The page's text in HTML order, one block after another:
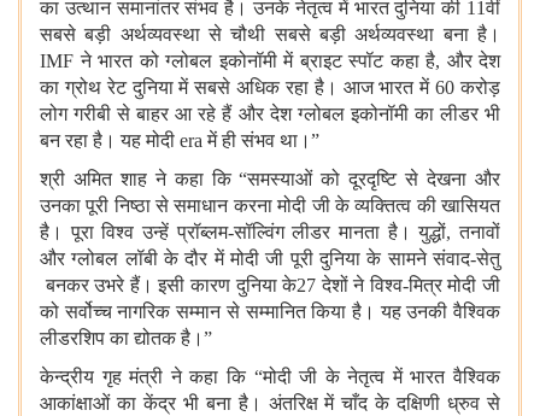
का उत्थान समानांतर संभव है। उनके नेतृत्व में भारत दुनिया की 11वीं
सबसे बड़ी अर्थव्यवस्था से चौथी सबसे बड़ी अर्थव्यवस्था बना है।
IMF ने भारत को ग्लोबल इकोनॉमी में ब्राइट स्पॉट कहा है, और देश
का ग्रोथ रेट दुनिया में सबसे अधिक रहा है। आज भारत में 60 करोड़
लोग गरीबी से बाहर आ रहे हैं और देश ग्लोबल इकोनॉमी का लीडर भी
बन रहा है। यह मोदी era में ही संभव था।”
श्री अमित शाह ने कहा कि “समस्याओं को दूरदृष्टि से देखना और
उनका पूरी निष्ठा से समाधान करना मोदी जी के व्यक्तित्व की खासियत
है। पूरा विश्व उन्हें प्रॉब्लम-सॉल्विंग लीडर मानता है। युद्धों, तनावों
और ग्लोबल लॉबी के दौर में मोदी जी पूरी दुनिया के सामने संवाद-सेतु
बनकर उभरे हैं। इसी कारण दुनिया के27 देशों ने विश्व-मित्र मोदी जी
को सर्वोच्च नागरिक सम्मान से सम्मानित किया है। यह उनकी वैश्विक
लीडरशिप का द्योतक है ।”
केन्द्रीय गृह मंत्री ने कहा कि “मोदी जी के नेतृत्व में भारत वैश्विक
आकांक्षाओं का केंद्र भी बना है। अंतरिक्ष में चाँद के दक्षिणी ध्रुव से